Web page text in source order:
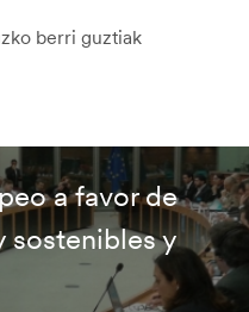
berri guztiak
a favor de
sostenibles y